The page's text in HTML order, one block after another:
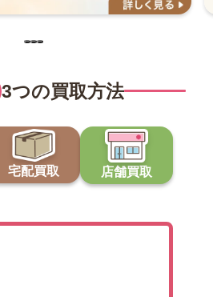
3つの買取方法
宅配買取 店舗買取